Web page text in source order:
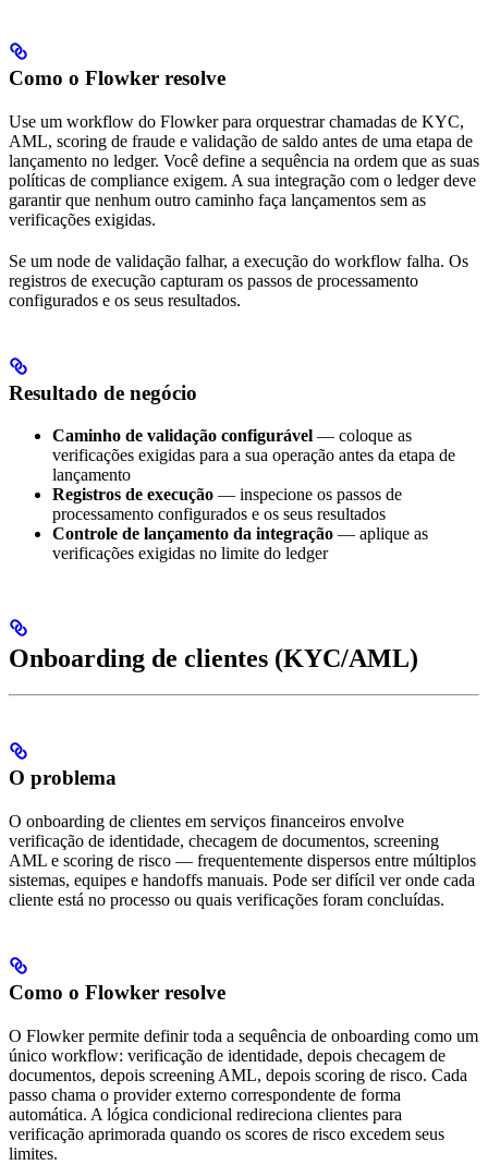
Como o Flowker resolve
Use um workflow do Flowker para orquestrar chamadas de KYC,
AML, scoring de fraude e validação de saldo antes de uma etapa de
lançamento no ledger. Você define a sequência na ordem que as suas
políticas de compliance exigem. A sua integração com o ledger deve
garantir que nenhum outro caminho faça lançamentos sem as
verificações exigidas.
Se um node de validação falhar, a execução do workflow falha. Os
registros de execução capturam os passos de processamento
configurados e os seus resultados.
Resultado de negócio
Caminho de validação configurável — coloque as
verificações exigidas para a sua operação antes da etapa de
lançamento
Registros de execução — inspecione os passos de
processamento configurados e os seus resultados
Controle de lançamento da integração — aplique as
verificações exigidas no limite do ledger
Onboarding de clientes (KYC/AML)
O problema
O onboarding de clientes em serviços financeiros envolve
verificação de identidade, checagem de documentos, screening
AML e scoring de risco — frequentemente dispersos entre múltiplos
sistemas, equipes e handoffs manuais. Pode ser difícil ver onde cada
cliente está no processo ou quais verificações foram concluídas.
Como o Flowker resolve
O Flowker permite definir toda a sequência de onboarding como um
único workflow: verificação de identidade, depois checagem de
documentos, depois screening AML, depois scoring de risco. Cada
passo chama o provider externo correspondente de forma
automática. A lógica condicional redireciona clientes para
verificação aprimorada quando os scores de risco excedem seus
limites.